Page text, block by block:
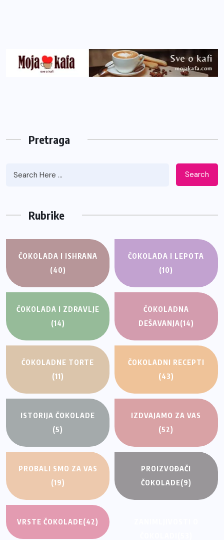
Pretraga
Search
Rubrike
ČOKOLADA I ISHRANA
(40)
ČOKOLADA I LEPOTA
(10)
ČOKOLADA I ZDRAVLJE
(14)
ČOKOLADNA
DEŠAVANJA(14)
ČOKOLADNE TORTE
(11)
ČOKOLADNI RECEPTI
(43)
ISTORIJA ČOKOLADE
(5)
IZDVAJAMO ZA VAS
(52)
PROBALI SMO ZA VAS
(19)
PROIZVOĐAČI
ČOKOLADE(9)
VRSTE ČOKOLADE(42)